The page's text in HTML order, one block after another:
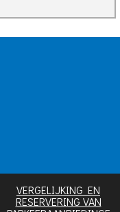
VERGELIJKING EN
RESERVERING VAN